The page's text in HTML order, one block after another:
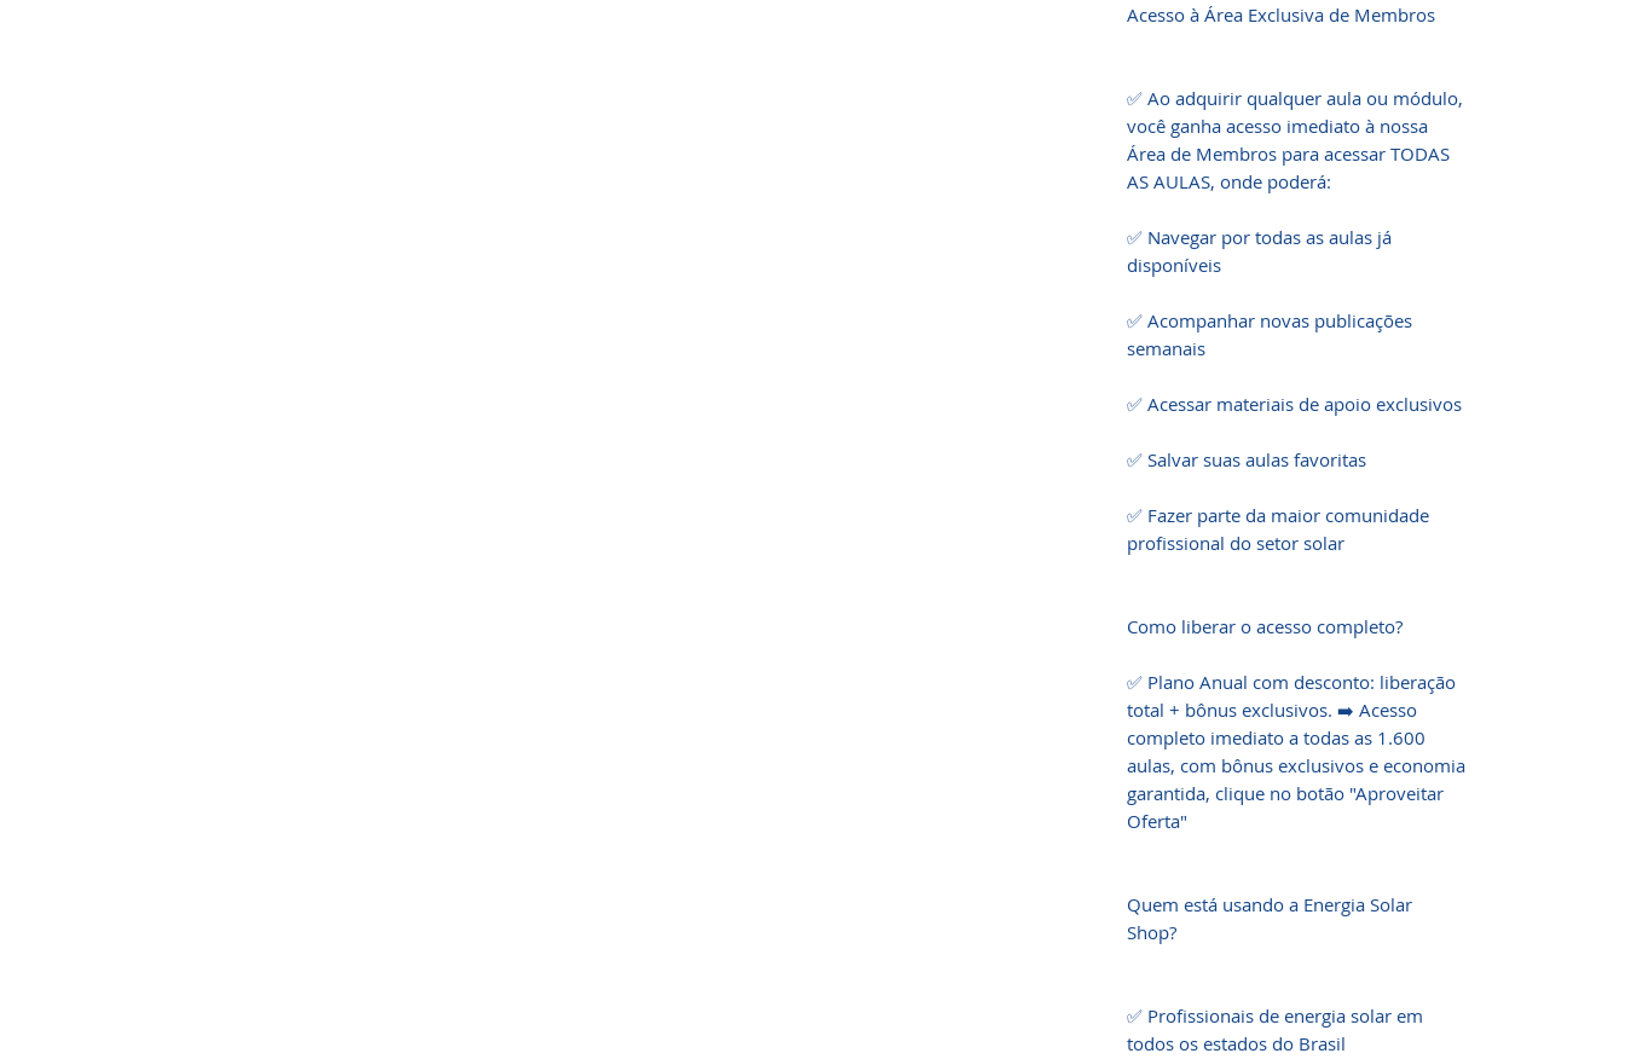
Acesso à Área Exclusiva de Membros
✅ Ao adquirir qualquer aula ou módulo,
você ganha acesso imediato à nossa
Área de Membros para acessar TODAS
AS AULAS, onde poderá:
✅ Navegar por todas as aulas já
disponíveis
✅ Acompanhar novas publicações
semanais
✅ Acessar materiais de apoio exclusivos
✅ Salvar suas aulas favoritas
✅ Fazer parte da maior comunidade
profissional do setor solar
Como liberar o acesso completo?
✅ Plano Anual com desconto: liberação
total + bônus exclusivos. ➡️ Acesso
completo imediato a todas as 1.600
aulas, com bônus exclusivos e economia
garantida, clique no botão "Aproveitar
Oferta"
Quem está usando a Energia Solar
Shop?
✅ Profissionais de energia solar em
todos os estados do Brasil